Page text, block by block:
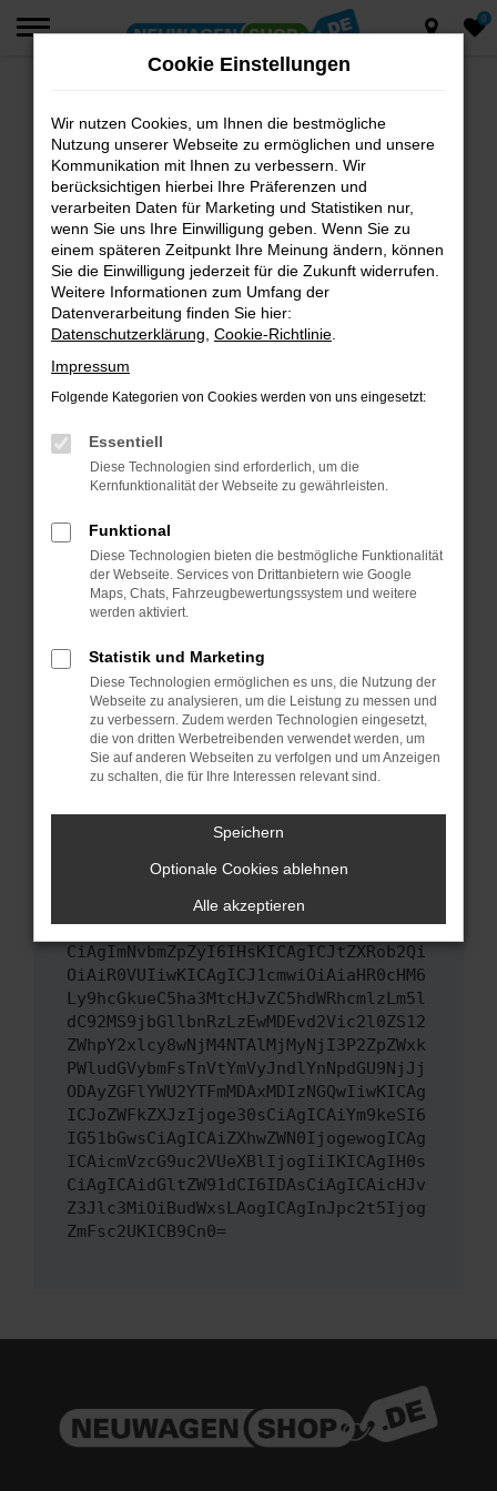
Zum
0
Fehler: Network Error
Beim Laden ist ein Fehler aufgetreten.
Hier sind ein paar Tipps, die dir helfen können:
Überprüfe deine Firewall und deine
Internetverbindung.
Laden andere Webseiten, zum Beispiel deine
Suchmaschine?
Prüfe deine Browsererweiterungen.
Manche Erweiterungen, wie Werbeblocker,
können das Laden bestimmter Seiten
anderen Browser oder in einem privaten
Fenster?
Starte dein Gerät neu.
Probleme zu beheben.
Stelle sicher, dass dein Browser und dein
Betriebssystem auf dem neuesten Stand
sind.
Veraltete Software birgt nicht nur ein
Sicherheitsrisiko, sondern kann auch dazu
führen, dass bestimmte Funktionen nicht mehr
unterstützt werden.
Wende dich an den Webseitenbetreiber.
Wenn du alle oben genannten Schritte versucht
versuchen, das Problem zu beheben. Du kannst
Fehlersuche zu unterstützen:
ewogICJuYW1lIjogIk5ldHdvcmtFcnJvciIs
CiAgImNvbmZpZyI6IHsKICAgICJtZXRob2Qi
OiAiR0VUIiwKICAgICJ1cmwiOiAiaHR0cHM6
Ly9hcGkueC5ha3MtcHJvZC5hdWRhcmlzLm5l
dC92MS9jbGllbnRzLzEwMDEvd2Vic2l0ZS12
ZWhpY2xlcy8wNjM4NTAlMjMyNjI3P2ZpZWxk
PWludGVybmFsTnVtYmVyJndlYnNpdGU9NjJj
ODAyZGFlYWU2YTFmMDAxMDIzNGQwIiwKICAg
ICJoZWFkZXJzIjoge30sCiAgICAiYm9keSI6
IG51bGwsCiAgICAiZXhwZWN0IjogewogICAg
ICAicmVzcG9uc2VUeXBlIjogIiIKICAgIH0s
CiAgICAidGltZW91dCI6IDAsCiAgICAicHJv
Z3Jlc3MiOiBudWxsLAogICAgInJpc2t5Ijog
ZmFsc2UKICB9Cn0=
Cookie Einstellungen
Wir nutzen Cookies, um Ihnen die bestmögliche
Nutzung unserer Webseite zu ermöglichen und unsere
Kommunikation mit Ihnen zu verbessern. Wir
berücksichtigen hierbei Ihre Präferenzen und
verarbeiten Daten für Marketing und Statistiken nur,
wenn Sie uns Ihre Einwilligung geben. Wenn Sie zu
einem späteren Zeitpunkt Ihre Meinung ändern, können
Sie die Einwilligung jederzeit für die Zukunft widerrufen.
Weitere Informationen zum Umfang der
Datenverarbeitung finden Sie hier:
Datenschutzerklärung Cookie-Richtlinie
Impressum
Folgende Kategorien von Cookies werden von uns eingesetzt:
Essentiell
Diese Technologien sind erforderlich, um die
Kernfunktionalität der Webseite zu gewährleisten.
Funktional
Diese Technologien bieten die bestmögliche Funktionalität
der Webseite. Services von Drittanbietern wie Google
Maps, Chats, Fahrzeugbewertungssystem und weitere
werden aktiviert.
Statistik und Marketing
Diese Technologien ermöglichen es uns, die Nutzung der
Webseite zu analysieren, um die Leistung zu messen und
zu verbessern. Zudem werden Technologien eingesetzt,
die von dritten Werbetreibenden verwendet werden, um
Sie auf anderen Webseiten zu verfolgen und um Anzeigen
zu schalten, die für Ihre Interessen relevant sind.
Speichern
Optionale Cookies ablehnen
Alle akzeptieren